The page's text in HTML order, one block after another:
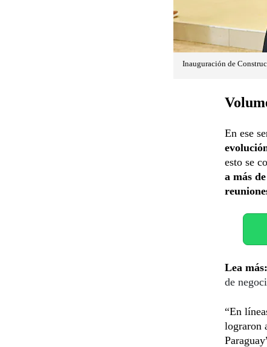
Inauguración de
En ese
esto se
a más
Lea más:
de
“En
lograron